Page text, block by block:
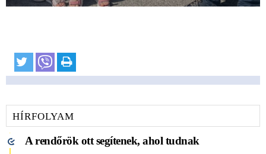
HÍRFOLYAM
A rendőrök ott segítenek, ahol tudnak